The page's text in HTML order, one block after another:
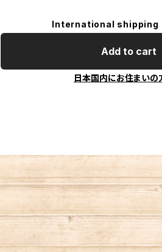
International shipping
Add to cart
日本国内にお住まいの